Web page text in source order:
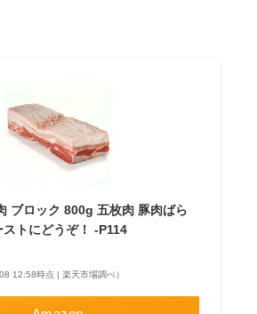
ブロック 800g 五枚肉 豚肉ばら
トにどうぞ！ -P114
12:58時点 | 楽天市場調べ）